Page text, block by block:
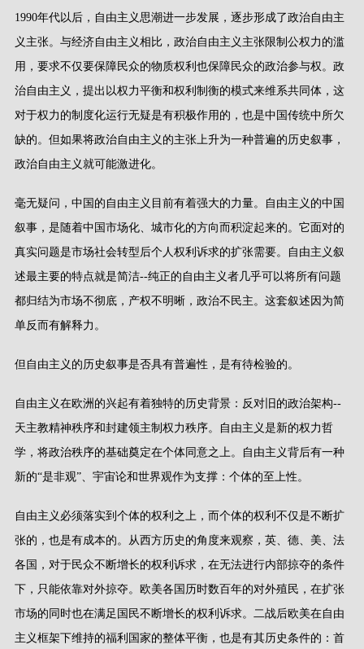
1990年代以后，自由主义思潮进一步发展，逐步形成了政治自由主
义主张。与经济自由主义相比，政治自由主义主张限制公权力的滥
用，要求不仅要保障民众的物质权利也保障民众的政治参与权。政
治自由主义，提出以权力平衡和权利制衡的模式来维系共同体，这
对于权力的制度化运行无疑是有积极作用的，也是中国传统中所欠
缺的。但如果将政治自由主义的主张上升为一种普遍的历史叙事，
政治自由主义就可能激进化。
毫无疑问，中国的自由主义目前有着强大的力量。自由主义的中国
叙事，是随着中国市场化、城市化的方向而积淀起来的。它面对的
真实问题是市场社会转型后个人权利诉求的扩张需要。自由主义叙
述最主要的特点就是简洁--纯正的自由主义者几乎可以将所有问题
都归结为市场不彻底，产权不明晰，政治不民主。这套叙述因为简
单反而有解释力。
但自由主义的历史叙事是否具有普遍性，是有待检验的。
自由主义在欧洲的兴起有着独特的历史背景：反对旧的政治架构--
天主教精神秩序和封建领主制权力秩序。自由主义是新的权力哲
学，将政治秩序的基础奠定在个体同意之上。自由主义背后有一种
新的“是非观”、宇宙论和世界观作为支撑：个体的至上性。
自由主义必须落实到个体的权利之上，而个体的权利不仅是不断扩
张的，也是有成本的。从西方历史的角度来观察，英、德、美、法
各国，对于民众不断增长的权利诉求，在无法进行内部掠夺的条件
下，只能依靠对外掠夺。欧美各国历时数百年的对外殖民，在扩张
市场的同时也在满足国民不断增长的权利诉求。二战后欧美在自由
主义框架下维持的福利国家的整体平衡，也是有其历史条件的：首